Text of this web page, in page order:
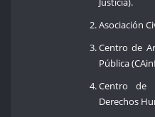
Asociación
Centro de
Pública
Centro de
Derechos